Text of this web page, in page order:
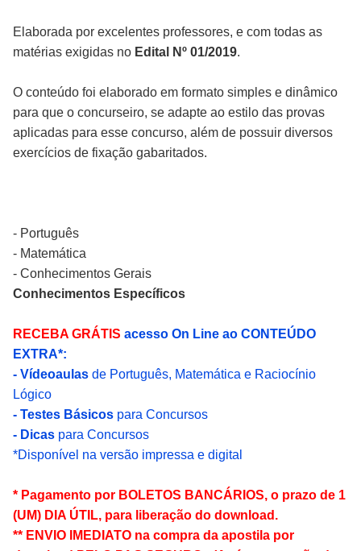
Elaborada por excelentes professores, e com todas as
matérias exigidas no Edital Nº 01/2019.
O conteúdo foi elaborado em formato simples e dinâmico
para que o concurseiro, se adapte ao estilo das provas
aplicadas para esse concurso, além de possuir diversos
exercícios de fixação gabaritados.
- Português
- Matemática
- Conhecimentos Gerais
Conhecimentos Específicos
RECEBA GRÁTIS acesso On Line ao CONTEÚDO
EXTRA*:
- Vídeoaulas de Português, Matemática e Raciocínio
Lógico
- Testes Básicos para Concursos
- Dicas para Concursos
*Disponível na versão impressa e digital
* Pagamento por BOLETOS BANCÁRIOS, o prazo de 1
(UM) DIA ÚTIL, para liberação do download.
** ENVIO IMEDIATO na compra da apostila por